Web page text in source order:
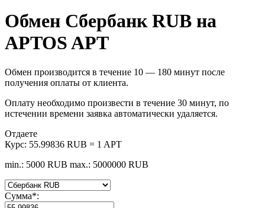
Обмен Сбербанк RUB на
APTOS APT
Обмен производится в течение 10 — 180 минут после
получения оплаты от клиента.
Оплату необходимо произвести в течение 30 минут, по
истечении времени заявка автоматически удаляется.
Отдаете
Курс: 55.99836 RUB = 1 APT
min.: 5000 RUB max.: 5000000 RUB
Сумма*: